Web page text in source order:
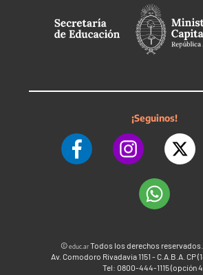
¡Seguinos!
©educ.arTodos los derechos reservados.
Av. Comodoro Rivadavia 1151 - C.A.B.A. CP
Tel: 0800-444-1115 (opción